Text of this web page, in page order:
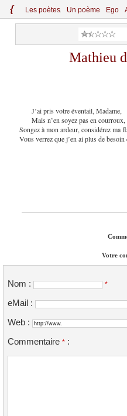
{ Les poètes Un poème Ego
Mathieu
J’ai pris votre éventail, Madame,
Mais n’en soyez pas en courroux,
Songez à mon ardeur, considérez ma
Vous verrez que j’en ai plus de besoin
Votre
Nom : *
eMail :
Web :
Commentaire * :